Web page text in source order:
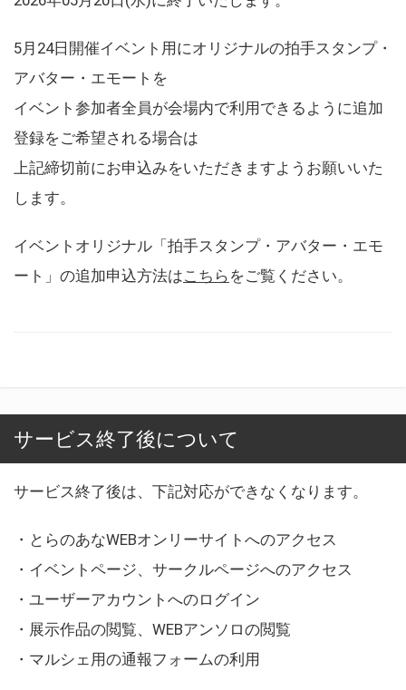
5月24日開催イベント用にオリジナルの拍手スタンプ・
アバター・エモートを
イベント参加者全員が会場内で利用できるように追加
登録をご希望される場合は
上記締切前にお申込みをいただきますようお願いいた
します。
イベントオリジナル「拍手スタンプ・アバター・エモ
ート」の追加申込方法はこちら をご覧ください。
サービス終了後について
サービス終了後は、下記対応ができなくなります。
・とらのあなWEBオンリーサイトへのアクセス
・イベントページ、サークルページへのアクセス
・ユーザーアカウントへのログイン
・展示作品の閲覧、WEBアンソロの閲覧
・マルシェ用の通報フォームの利用